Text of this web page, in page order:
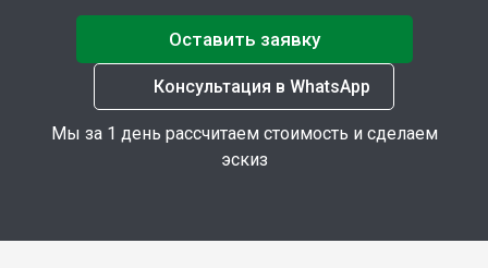
Оставить заявку
Консультация в WhatsApp
Мы за 1 день рассчитаем стоимость и сделаем
эскиз